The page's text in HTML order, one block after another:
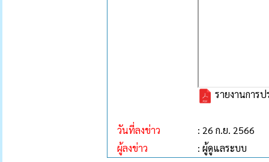
รายงานการ
วันที่ลงข่าว
: 26 ก.ย. 2566
ผู้ลงข่าว
: ผู้ดูแลระบบ